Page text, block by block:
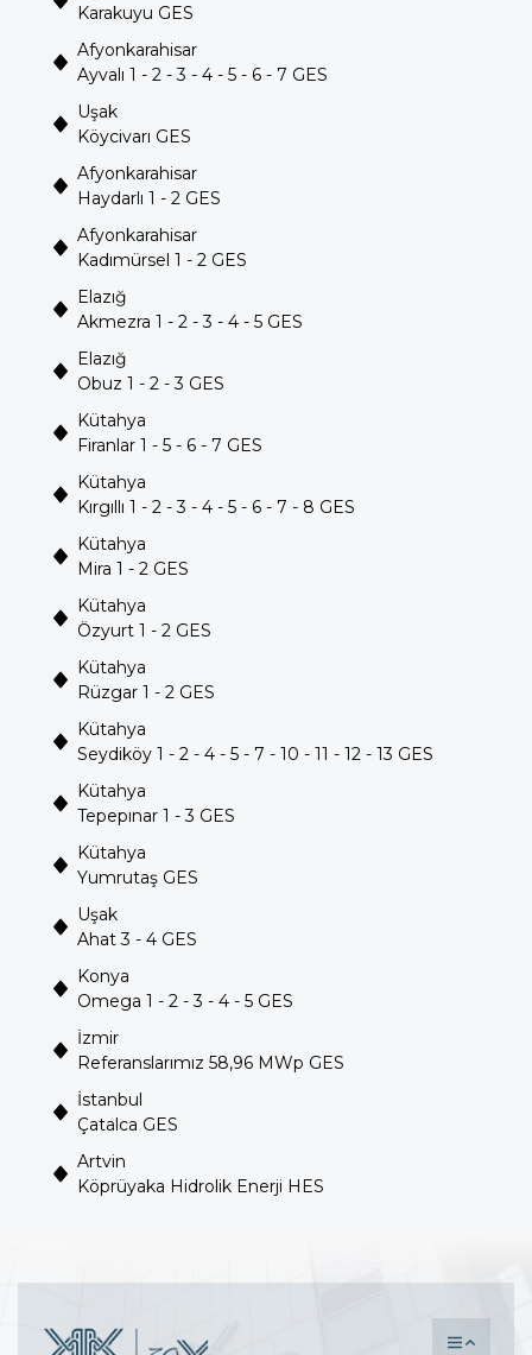
Karakuyu GES
Afyonkarahisar
Ayvalı 1 - 2 - 3 - 4 - 5 - 6 - 7 GES
Uşak
Köycivarı GES
Afyonkarahisar
Haydarlı 1 - 2 GES
Afyonkarahisar
Kadımürsel 1 - 2 GES
Elazığ
Akmezra 1 - 2 - 3 - 4 - 5 GES
Elazığ
Obuz 1 - 2 - 3 GES
Kütahya
Firanlar 1 - 5 - 6 - 7 GES
Kütahya
Kırgıllı 1 - 2 - 3 - 4 - 5 - 6 - 7 - 8 GES
Kütahya
Mira 1 - 2 GES
Kütahya
Özyurt 1 - 2 GES
Kütahya
Rüzgar 1 - 2 GES
Kütahya
Seydiköy 1 - 2 - 4 - 5 - 7 - 10 - 11 - 12 - 13 GES
Kütahya
Tepepınar 1 - 3 GES
Kütahya
Yumrutaş GES
Uşak
Ahat 3 - 4 GES
Konya
Omega 1 - 2 - 3 - 4 - 5 GES
İzmir
Referanslarımız 58,96 MWp GES
İstanbul
Çatalca GES
Artvin
Köprüyaka Hidrolik Enerji HES